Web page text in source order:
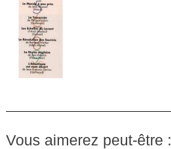
Vous aimerez peut-être :